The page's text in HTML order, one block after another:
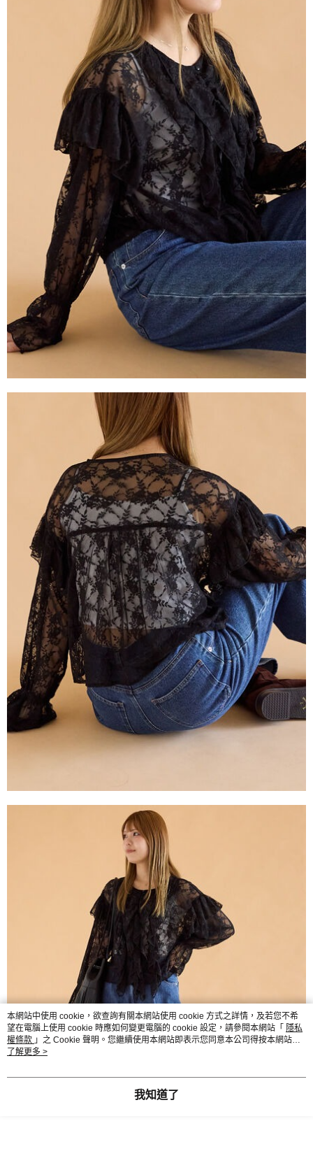
本網站中使用 cookie，欲查詢有關本網站使用 cookie 方式之詳情，及若您不希
望在電腦上使用 cookie 時應如何變更電腦的 cookie 設定，請參閱本網站「 隱私
權條款 」之 Cookie 聲明。您繼續使用本網站即表示您同意本公司得按本網站使
用條款之 Cookie 聲明使用 cookie。
了解更多 >
我知道了